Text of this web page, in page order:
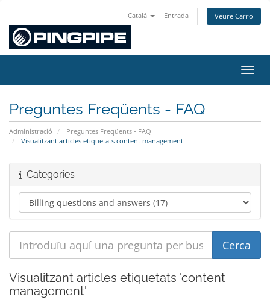
Català Entrada Veure Carro
Preguntes Freqüents - FAQ
Administració
Preguntes Freqüents - FAQ
Visualitzant articles etiquetats content management
Categories
Visualitzant articles etiquetats 'content
management'